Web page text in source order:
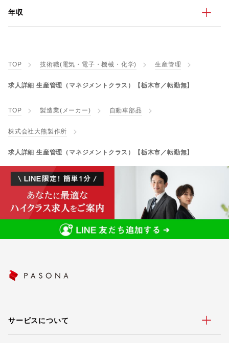
年収
TOP 技術職(電気・電子・機械・化学) 生産管理
求人詳細 生産管理（マネジメントクラス）【栃木市／転勤無】
TOP 製造業(メーカー) 自動車部品
株式会社大熊製作所
求人詳細 生産管理（マネジメントクラス）【栃木市／転勤無】
サービスについて